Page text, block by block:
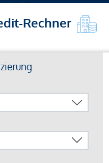
Rechner